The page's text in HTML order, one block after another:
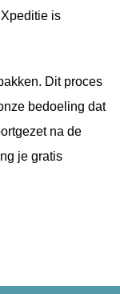
is
Dit proces
bedoeling dat
na de
je gratis